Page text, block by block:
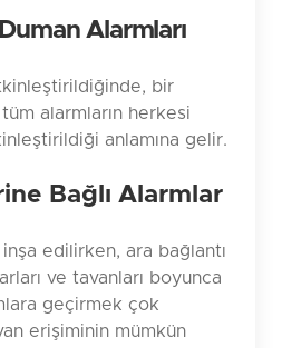
Alarmları
bir
alarmların herkesi
anlamına gelir.
Bağlı Alarmlar
edilirken, ara bağlantı
ve tavanları boyunca
geçirmek çok
erişiminin mümkün